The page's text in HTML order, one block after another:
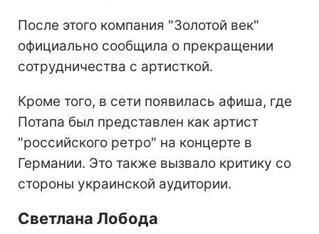
После этого компания "Золотой век"
официально сообщила о прекращении
сотрудничества с артисткой.
Кроме того, в сети появилась афиша, где
Потапа был представлен как артист
"российского ретро" на концерте в
Германии. Это также вызвало критику со
стороны украинской аудитории.
Светлана Лобода